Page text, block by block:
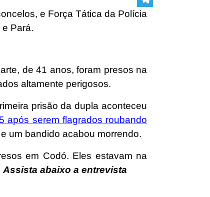
Telegram
e Força Tática da Polícia
Pará.
de 41 anos, foram presos na
altamente perigosos.
prisão da dupla aconteceu
após serem flagrados roubando
um bandido acabou morrendo.
em Codó. Eles estavam na
Assista abaixo a entrevista